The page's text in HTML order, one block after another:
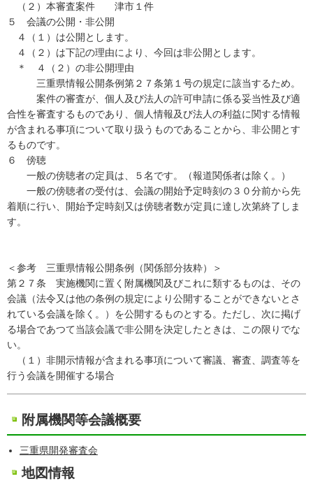
（２）本審査案件 津市１件
５ 会議の公開・非公開
４（１）は公開とします。
４（２）は下記の理由により、今回は非公開とします。
＊ ４（２）の非公開理由
三重県情報公開条例第２７条第１号の規定に該当するため。
案件の審査が、個人及び法人の許可申請に係る妥当性及び適
合性を審査するものであり、個人情報及び法人の利益に関する情報
が含まれる事項について取り扱うものであることから、非公開とす
るものです。
６ 傍聴
一般の傍聴者の定員は、５名です。（報道関係者は除く。）
一般の傍聴者の受付は、会議の開始予定時刻の３０分前から先
着順に行い、開始予定時刻又は傍聴者数が定員に達し次第終了しま
す。
＜参考 三重県情報公開条例（関係部分抜粋）＞
第２７条 実施機関に置く附属機関及びこれに類するものは、その
会議（法令又は他の条例の規定により公開することができないとさ
れている会議を除く。）を公開するものとする。ただし、次に掲げ
る場合であつて当該会議で非公開を決定したときは、この限りでな
い。
（１）非開示情報が含まれる事項について審議、審査、調査等を
行う会議を開催する場合
附属機関等会議概要
三重県開発審査会
地図情報